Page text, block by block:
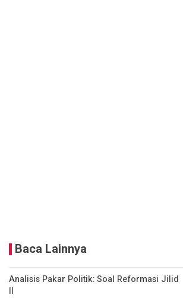
Baca Lainnya
Analisis Pakar Politik: Soal Reformasi Jilid
II